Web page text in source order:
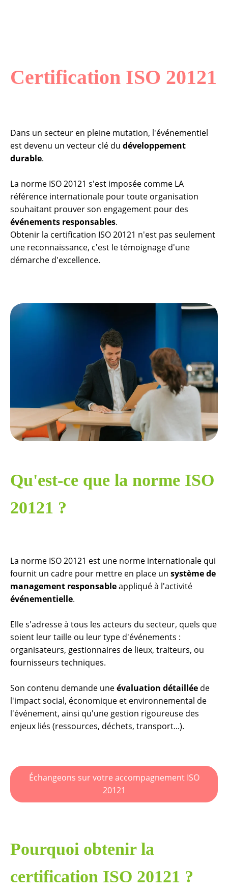
Certification ISO 20121
Dans un secteur en pleine mutation, l'événementiel
est devenu un vecteur clé du développement
durable.
La norme ISO 20121 s'est imposée comme LA
référence internationale pour toute organisation
souhaitant prouver son engagement pour des
événements responsables.
Obtenir la certification ISO 20121 n'est pas seulement
une reconnaissance, c'est le témoignage d'une
démarche d'excellence.
Qu'est-ce que la norme ISO
20121 ?
La norme ISO 20121 est une norme internationale qui
fournit un cadre pour mettre en place un système de
management responsableappliqué à l'activité
événementielle.
Elle s'adresse à tous les acteurs du secteur, quels que
soient leur taille ou leur type d'événements :
organisateurs, gestionnaires de lieux, traiteurs, ou
fournisseurs techniques.
Son contenu demande uneévaluation détaillée de
l'impact social, économique et environnemental de
l'événement, ainsi qu'une gestion rigoureuse des
enjeux liés (ressources, déchets, transport...).
Échangeons sur votre accompagnement ISO
20121
Pourquoi obtenir la
certification ISO 20121 ?